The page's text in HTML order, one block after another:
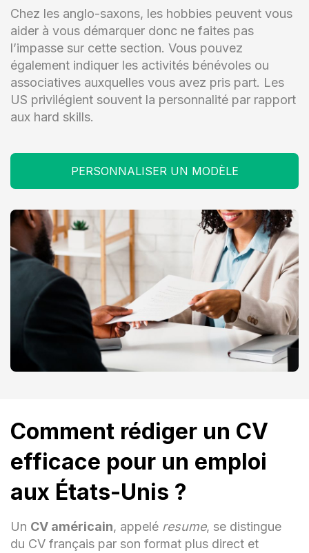
Chez les anglo-saxons, les hobbies peuvent vous
aider à vous démarquer donc ne faites pas
l’impasse sur cette section. Vous pouvez
également indiquer les activités bénévoles ou
associatives auxquelles vous avez pris part. Les
US privilégient souvent la personnalité par rapport
aux hard skills.
PERSONNALISER UN MODÈLE
Comment rédiger un CV
efficace pour un emploi
aux États-Unis ?
Un CV américain, appelé resume, se distingue
du CV français par son format plus direct et